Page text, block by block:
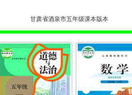
甘肃省酒泉市五年级课本版本